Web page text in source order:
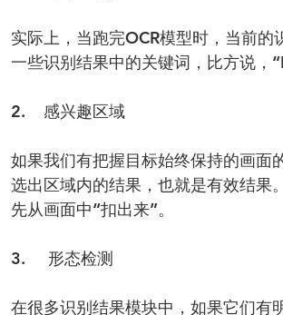
实际上，当跑完OCR模型时，当前
一些识别结果中的关键词，比方说，
2.    感兴趣区域
如果我们有把握目标始终保持的画面
选出区域内的结果，也就是有效结果
先从画面中“扣出来”。
3.     形态检测
在很多识别结果模块中，如果它们有